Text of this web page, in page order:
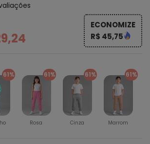
ECONOMIZE
R$ 45,75
61% 61%
Rosa
61%
Cinza
61%
Marrom